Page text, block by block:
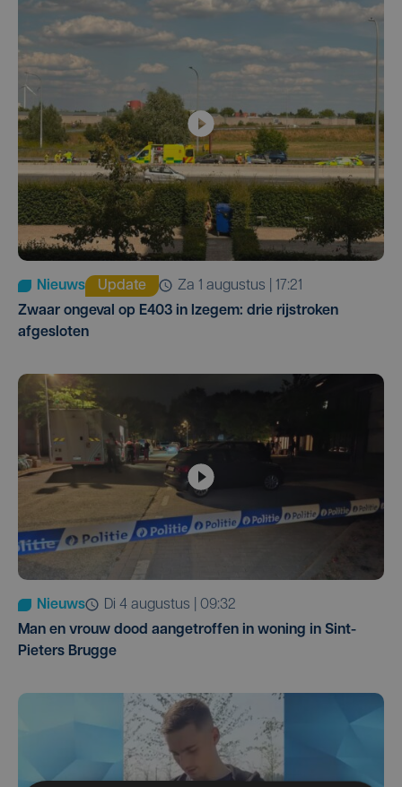
Nieuws Update
za 1 augustus | 17:21
Zwaar ongeval op E403 in Izegem: drie rijstroken
afgesloten
Nieuws
di 4 augustus | 09:32
Man en vrouw dood aangetroffen in woning in Sint-
Pieters Brugge